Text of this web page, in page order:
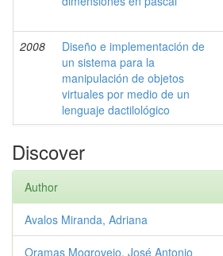
2008
Diseño e implementación de
un sistema para la
manipulación de objetos
virtuales por medio de un
lenguaje dactilológico
Discover
Author
Avalos Miranda, Adriana
Oramas Mogrovejo, José Antonio